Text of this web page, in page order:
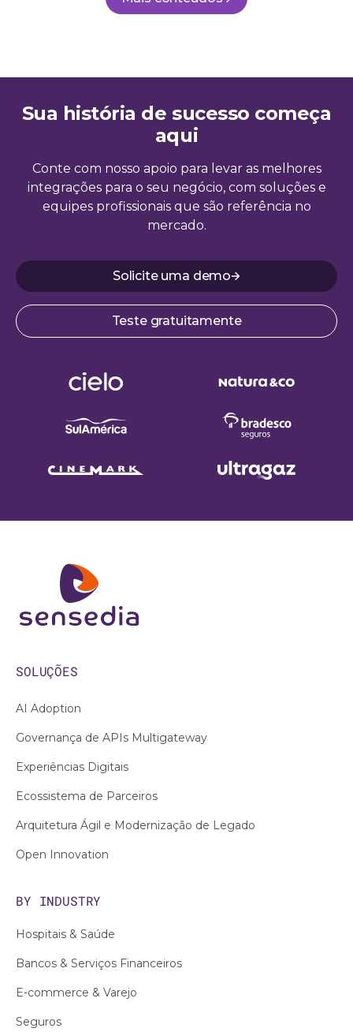
Sua história de sucesso começa
aqui
Conte com nosso apoio para levar as melhores
integrações para o seu negócio, com soluções e
equipes profissionais que são referência no
mercado.
Solicite uma demo
Teste gratuitamente
SOLUÇÕES
AI Adoption
Governança de APIs Multigateway
Experiências Digitais
Ecossistema de Parceiros
Arquitetura Ágil e Modernização de Legado
Open Innovation
BY INDUSTRY
Hospitais & Saúde
Bancos & Serviços Financeiros
E-commerce & Varejo
Seguros